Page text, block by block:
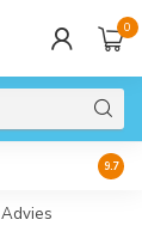
0
9.7
Advies